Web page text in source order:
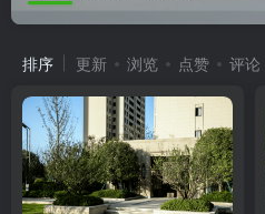
排序 更新 浏览 点赞 评论